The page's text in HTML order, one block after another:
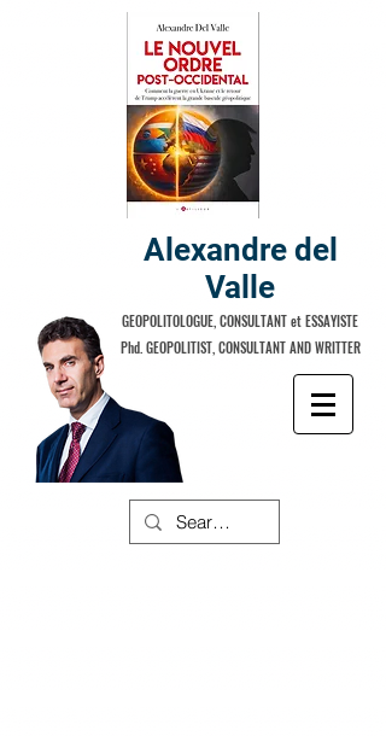
Alexandre del
Valle
GEOPOLITOLOGUE, CONSULTANT et ESSAYISTE
Phd. GEOPOLITIST, CONSULTANT AND WRITTER